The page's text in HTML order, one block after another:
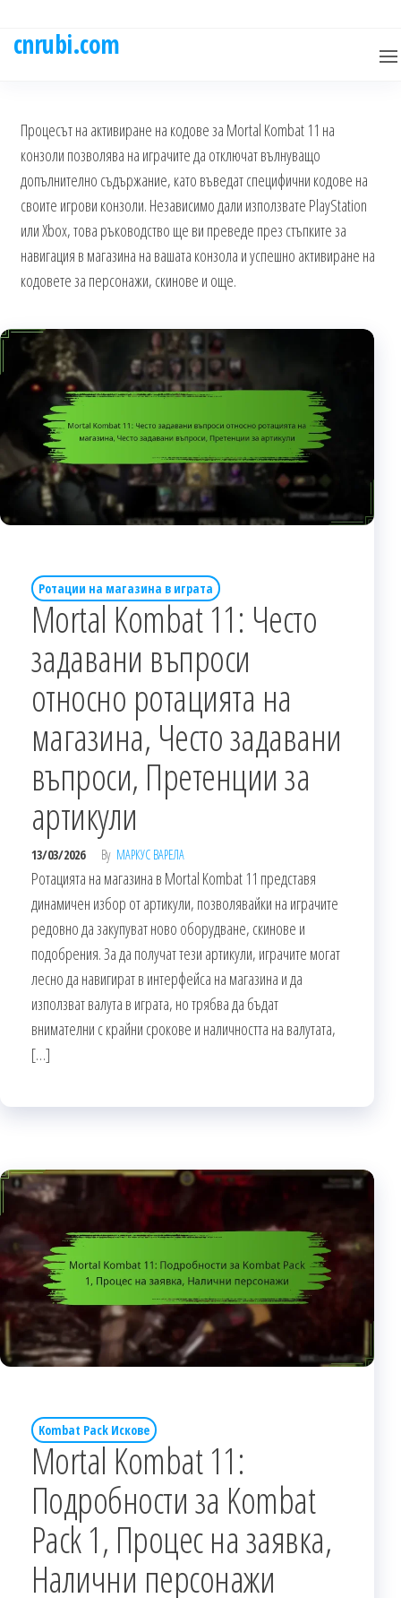
cnrubi.com
Процесът на активиране на кодове за Mortal Kombat 11 на
конзоли позволява на играчите да отключат вълнуващо
допълнително съдържание, като въведат специфични кодове на
своите игрови конзоли. Независимо дали използвате PlayStation
или Xbox, това ръководство ще ви преведе през стъпките за
навигация в магазина на вашата конзола и успешно активиране на
кодовете за персонажи, скинове и още.
Ротации на магазина в играта
Mortal Kombat 11: Често
задавани въпроси
относно ротацията на
магазина, Често задавани
въпроси, Претенции за
артикули
13/03/2026 By МАРКУС ВАРЕЛА
Ротацията на магазина в Mortal Kombat 11 представя
динамичен избор от артикули, позволявайки на играчите
редовно да закупуват ново оборудване, скинове и
подобрения. За да получат тези артикули, играчите могат
лесно да навигират в интерфейса на магазина и да
използват валута в играта, но трябва да бъдат
внимателни с крайни срокове и наличността на валутата,
[…]
Kombat Pack Искове
Mortal Kombat 11:
Подробности за Kombat
Pack 1, Процес на заявка,
Налични персонажи